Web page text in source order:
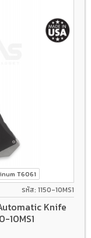
T6061
รหัส: 1150-10MS1
Knife
10MS1